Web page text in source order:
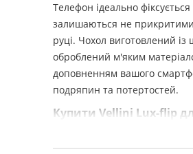
Телефон ідеально
залишаються не
руці. Чохол виготовлений із
оброблений м'яким
доповненням вашого
подряпин та потертостей.
Купити Vellini Lux-flip